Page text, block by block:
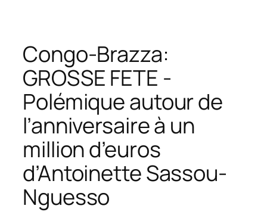
Congo-Brazza:
GROSSE FETE -
Polémique autour de
l’anniversaire à un
million d’euros
d’Antoinette Sassou-
Nguesso